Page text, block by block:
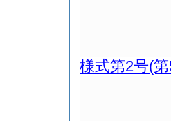
様式第2号(